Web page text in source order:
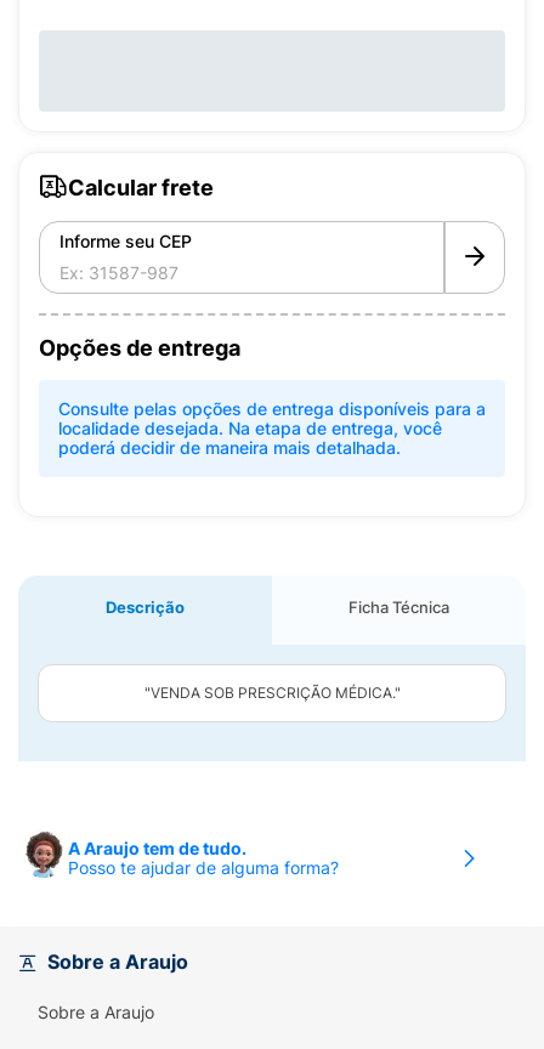
Calcular frete
Informe seu CEP
Opções de entrega
Consulte pelas opções de entrega disponíveis para a
localidade desejada. Na etapa de entrega, você
poderá decidir de maneira mais detalhada.
Descrição Ficha Técnica
"VENDA SOB PRESCRIÇÃO MÉDICA."
A Araujo tem de tudo.
Posso te ajudar de alguma forma?
Sobre a Araujo
Sobre a Araujo